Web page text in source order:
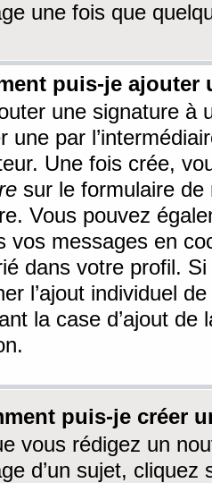
une fois que
puis-je ajouter
une signature à
une par
Une fois crée,
sur le formulaire de
Vous pouvez
vos messages en
dans votre profil.
l’ajout individuel
la case d’ajout
puis-je créer
vous rédigez un
d’un sujet, cliquez